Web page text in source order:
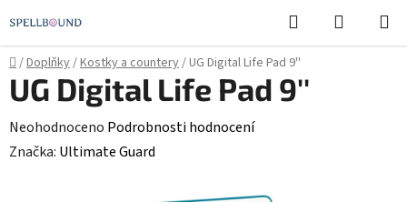
na
obsah
Hledat
KOŠÍK
Domů
/Doplňky/Kostky a countery/UG Digital Life Pad 9''
UG Digital Life Pad 9''
Průměrné
hodnocení
Neohodnoceno Podrobnosti hodnocení
Značka: Ultimate Guard